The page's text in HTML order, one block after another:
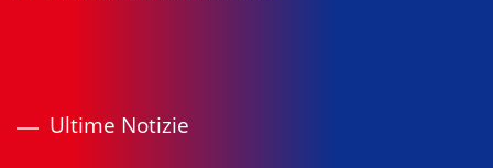
Ultime Notizie